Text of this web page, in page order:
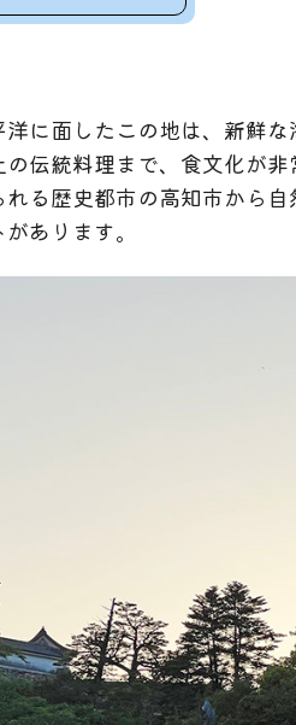
に面したこの地は、新鮮
伝統料理まで、食文化が
る歴史都市の高知市から
あります。